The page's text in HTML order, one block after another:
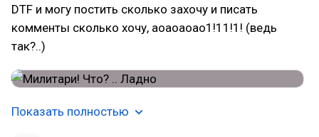
DTF и могу постить сколько захочу и писать
комменты сколько хочу, аоаоаоао1!11!1! (ведь
так?..)
Показать полностью